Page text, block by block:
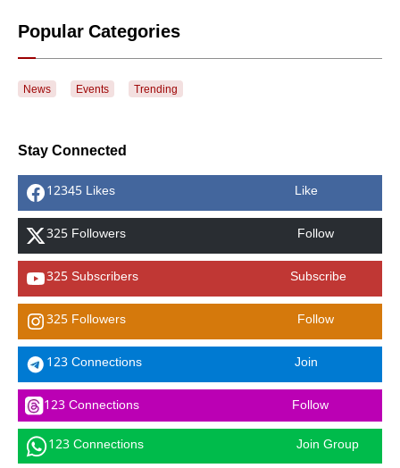
Popular Categories
News Events Trending
Stay Connected
12345 Likes Like
325 Followers Follow
325 Subscribers Subscribe
325 Followers Follow
123 Connections Join
123 Connections Follow
123 Connections Join Group